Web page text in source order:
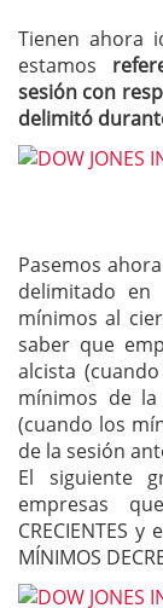
Tienen ahora
estamos
sesión con
delimitó
Pasemos
delimitado
mínimos al
saber que
alcista
mínimos de
(cuando los
de la sesión
El siguiente
empresas que
CRECIENTES
MÍNIMOS